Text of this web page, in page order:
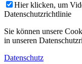
Hier klicken, um
Datenschutzrichtlinie
Sie können unsere
in unseren
Datenschutz